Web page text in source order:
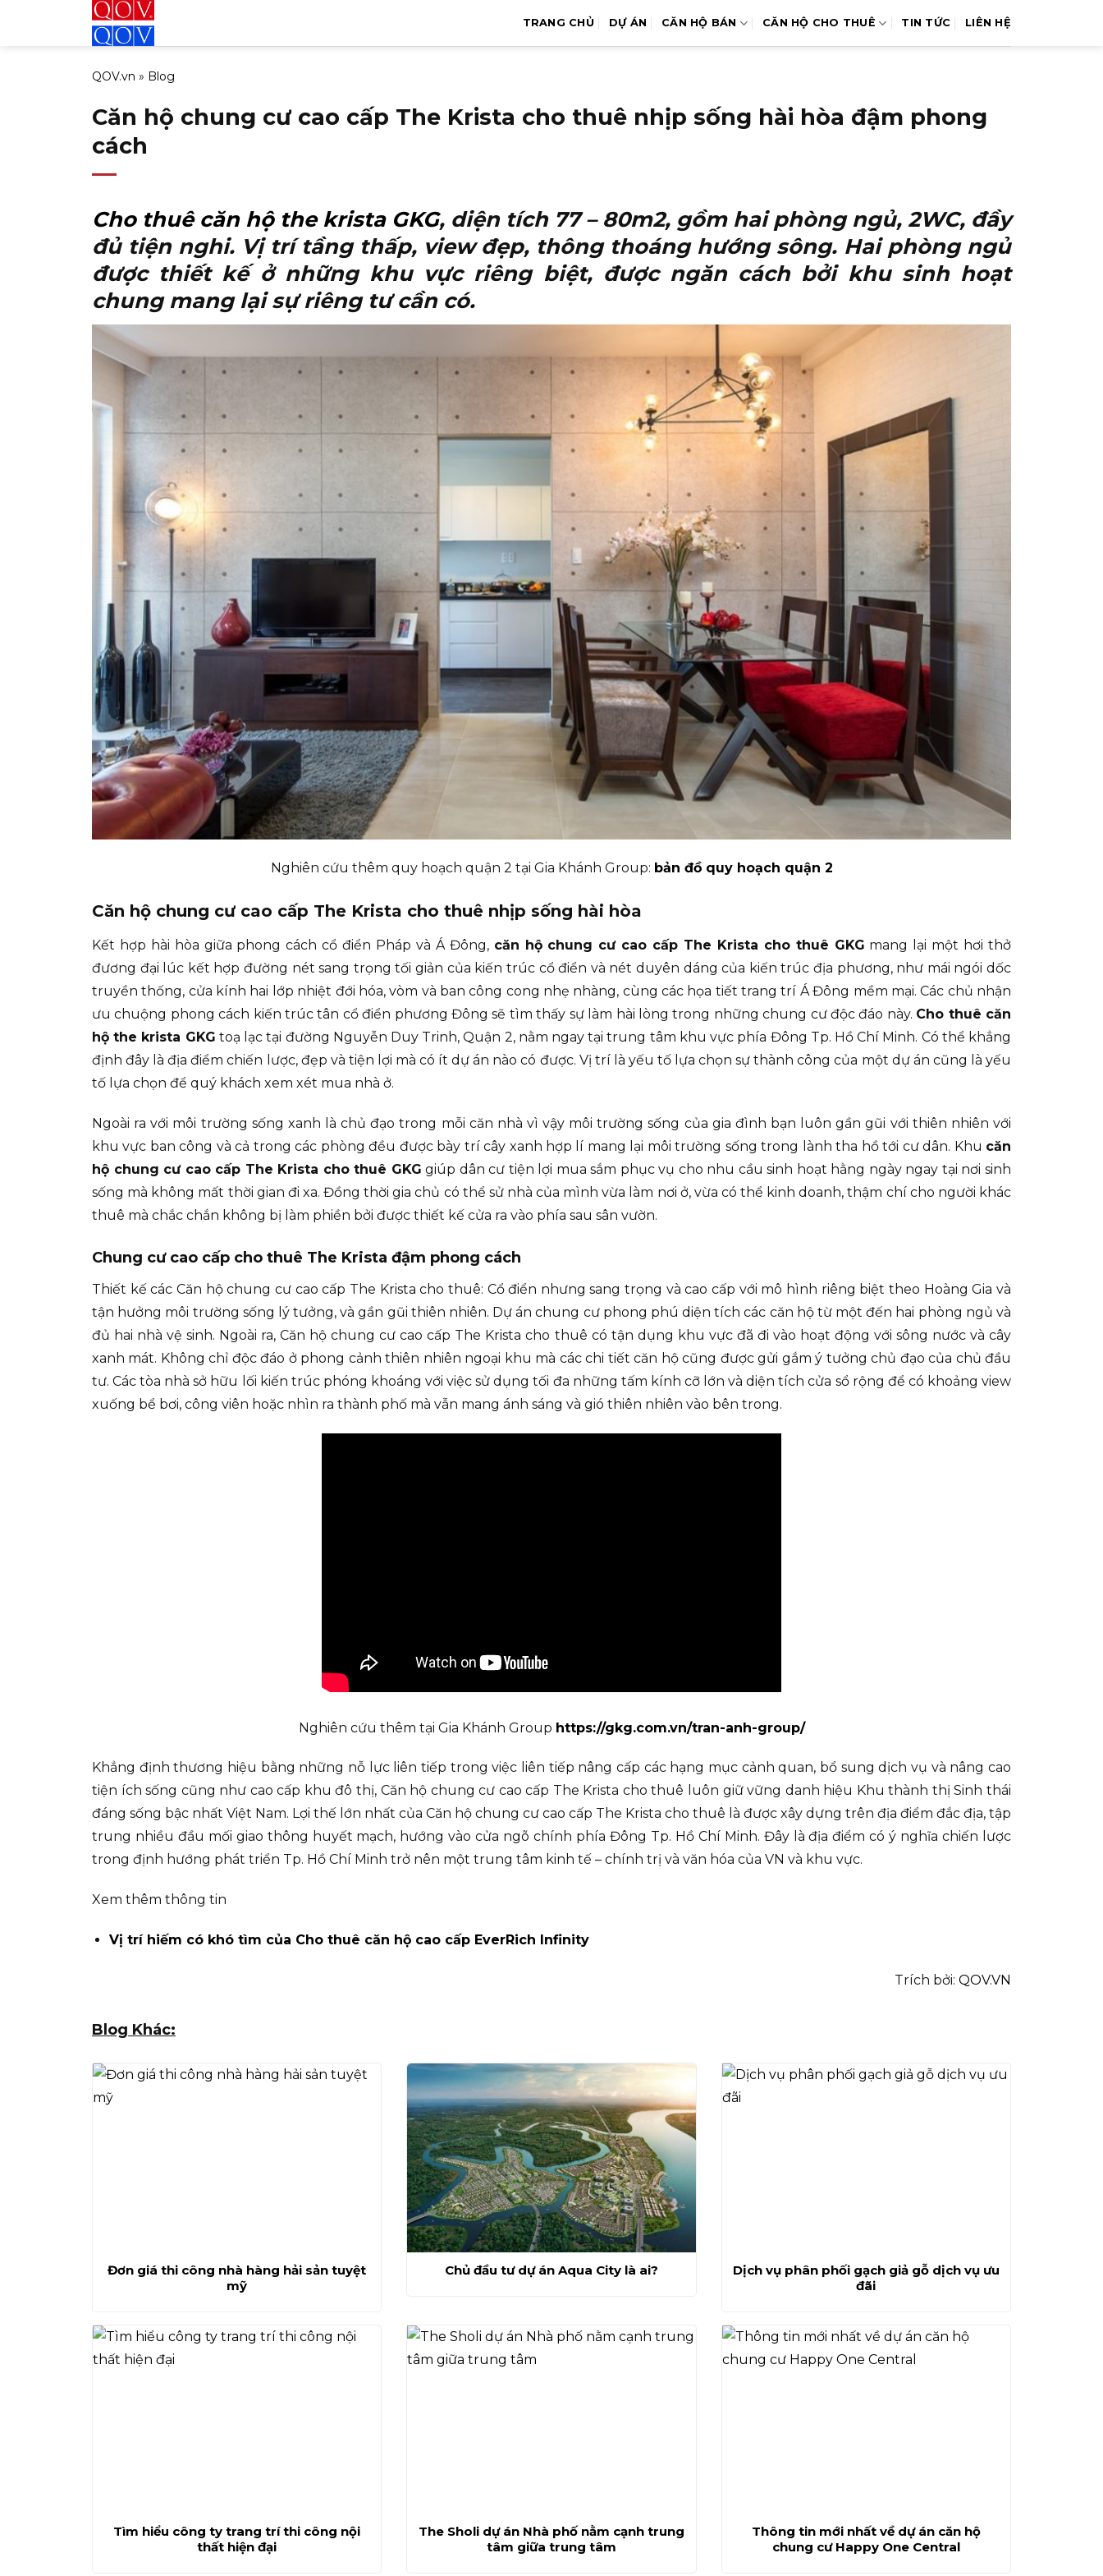
TRANG CHỦ DỰ ÁN CĂN HỘ BÁN CĂN HỘ CHO THUÊ TIN TỨC LIÊN HỆ
QOV.vn » Blog
Căn hộ chung cư cao cấp The Krista cho thuê nhịp sống hài hòa đậm phong
cách
Cho thuê căn hộ the krista GKG, diện tích 77 – 80m2, gồm hai phòng ngủ, 2WC, đầy
đủ tiện nghi. Vị trí tầng thấp, view đẹp, thông thoáng hướng sông. Hai phòng ngủ
được thiết kế ở những khu vực riêng biệt, được ngăn cách bởi khu sinh hoạt
chung mang lại sự riêng tư cần có.
Nghiên cứu thêm quy hoạch quận 2 tại Gia Khánh Group: bản đồ quy hoạch quận 2
Căn hộ chung cư cao cấp The Krista cho thuê nhịp sống hài hòa
Kết hợp hài hòa giữa phong cách cổ điển Pháp và Á Đông, căn hộ chung cư cao cấp The Krista cho thuê GKG mang lại một hơi thở
đương đại lúc kết hợp đường nét sang trọng tối giản của kiến trúc cổ điển và nét duyên dáng của kiến trúc địa phương, như mái ngói dốc
truyền thống, cửa kính hai lớp nhiệt đới hóa, vòm và ban công cong nhẹ nhàng, cùng các họa tiết trang trí Á Đông mềm mại. Các chủ nhận
ưu chuộng phong cách kiến trúc tân cổ điển phương Đông sẽ tìm thấy sự làm hài lòng trong những chung cư độc đáo này. Cho thuê căn
hộ the krista GKG toạ lạc tại đường Nguyễn Duy Trinh, Quận 2, nằm ngay tại trung tâm khu vực phía Đông Tp. Hồ Chí Minh. Có thể khẳng
định đây là địa điểm chiến lược, đẹp và tiện lợi mà có ít dự án nào có được. Vị trí là yếu tố lựa chọn sự thành công của một dự án cũng là yếu
tố lựa chọn để quý khách xem xét mua nhà ở.
Ngoài ra với môi trường sống xanh là chủ đạo trong mỗi căn nhà vì vậy môi trường sống của gia đình bạn luôn gần gũi với thiên nhiên với
khu vực ban công và cả trong các phòng đều được bày trí cây xanh hợp lí mang lại môi trường sống trong lành tha hồ tới cư dân. Khu căn
hộ chung cư cao cấp The Krista cho thuê GKG giúp dân cư tiện lợi mua sắm phục vụ cho nhu cầu sinh hoạt hằng ngày ngay tại nơi sinh
sống mà không mất thời gian đi xa. Đồng thời gia chủ có thể sử nhà của mình vừa làm nơi ở, vừa có thể kinh doanh, thậm chí cho người khác
thuê mà chắc chắn không bị làm phiền bởi được thiết kế cửa ra vào phía sau sân vườn.
Chung cư cao cấp cho thuê The Krista đậm phong cách
Thiết kế các Căn hộ chung cư cao cấp The Krista cho thuê: Cổ điển nhưng sang trọng và cao cấp với mô hình riêng biệt theo Hoàng Gia và
tận hưởng môi trường sống lý tưởng, và gần gũi thiên nhiên. Dự án chung cư phong phú diện tích các căn hộ từ một đến hai phòng ngủ và
đủ hai nhà vệ sinh. Ngoài ra, Căn hộ chung cư cao cấp The Krista cho thuê có tận dụng khu vực đã đi vào hoạt động với sông nước và cây
xanh mát. Không chỉ độc đáo ở phong cảnh thiên nhiên ngoại khu mà các chi tiết căn hộ cũng được gửi gắm ý tưởng chủ đạo của chủ đầu
tư. Các tòa nhà sở hữu lối kiến trúc phóng khoáng với việc sử dụng tối đa những tấm kính cỡ lớn và diện tích cửa sổ rộng để có khoảng view
xuống bể bơi, công viên hoặc nhìn ra thành phố mà vẫn mang ánh sáng và gió thiên nhiên vào bên trong.
Nghiên cứu thêm tại Gia Khánh Group https://gkg.com.vn/tran-anh-group/
Khẳng định thương hiệu bằng những nỗ lực liên tiếp trong việc liên tiếp nâng cấp các hạng mục cảnh quan, bổ sung dịch vụ và nâng cao
tiện ích sống cũng như cao cấp khu đô thị, Căn hộ chung cư cao cấp The Krista cho thuê luôn giữ vững danh hiệu Khu thành thị Sinh thái
đáng sống bậc nhất Việt Nam. Lợi thế lớn nhất của Căn hộ chung cư cao cấp The Krista cho thuê là được xây dựng trên địa điểm đắc địa, tập
trung nhiều đầu mối giao thông huyết mạch, hướng vào cửa ngõ chính phía Đông Tp. Hồ Chí Minh. Đây là địa điểm có ý nghĩa chiến lược
trong định hướng phát triển Tp. Hồ Chí Minh trở nên một trung tâm kinh tế – chính trị và văn hóa của VN và khu vực.
Xem thêm thông tin
Vị trí hiếm có khó tìm của Cho thuê căn hộ cao cấp EverRich Infinity
Trích bởi: QOV.VN
Blog Khác:
Đơn giá thi công nhà hàng hải sản tuyệt
mỹ
Chủ đầu tư dự án Aqua City là ai?
Dịch vụ phân phối gạch giả gỗ dịch vụ ưu
đãi
Tìm hiểu công ty trang trí thi công nội
thất hiện đại
The Sholi dự án Nhà phố nằm cạnh trung
tâm giữa trung tâm
Thông tin mới nhất về dự án căn hộ
chung cư Happy One Central